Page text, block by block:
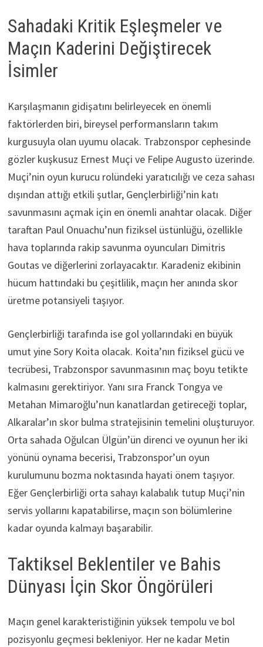
Sahadaki Kritik Eşleşmeler ve
Maçın Kaderini Değiştirecek
İsimler
Karşılaşmanın gidişatını belirleyecek en önemli
faktörlerden biri, bireysel performansların takım
kurgusuyla olan uyumu olacak. Trabzonspor cephesinde
gözler kuşkusuz Ernest Muçi ve Felipe Augusto üzerinde.
Muçi’nin oyun kurucu rolündeki yaratıcılığı ve ceza sahası
dışından attığı etkili şutlar, Gençlerbirliği’nin katı
savunmasını açmak için en önemli anahtar olacak. Diğer
taraftan Paul Onuachu’nun fiziksel üstünlüğü, özellikle
hava toplarında rakip savunma oyuncuları Dimitris
Goutas ve diğerlerini zorlayacaktır. Karadeniz ekibinin
hücum hattındaki bu çeşitlilik, maçın her anında skor
üretme potansiyeli taşıyor.
Gençlerbirliği tarafında ise gol yollarındaki en büyük
umut yine Sory Koita olacak. Koita’nın fiziksel gücü ve
tecrübesi, Trabzonspor savunmasının maç boyu tetikte
kalmasını gerektiriyor. Yanı sıra Franck Tongya ve
Metahan Mimaroğlu’nun kanatlardan getireceği toplar,
Alkaralar’ın skor bulma stratejisinin temelini oluşturuyor.
Orta sahada Oğulcan Ülgün’ün direnci ve oyunun her iki
yönünü oynama becerisi, Trabzonspor’un oyun
kurulumunu bozma noktasında hayati önem taşıyor.
Eğer Gençlerbirliği orta sahayı kalabalık tutup Muçi’nin
servis yollarını kapatabilirse, maçın son bölümlerine
kadar oyunda kalmayı başarabilir.
Taktiksel Beklentiler ve Bahis
Dünyası İçin Skor Öngörüleri
Maçın genel karakteristiğinin yüksek tempolu ve bol
pozisyonlu geçmesi bekleniyor. Her ne kadar Metin